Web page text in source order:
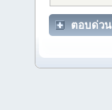
ตอบด่วน